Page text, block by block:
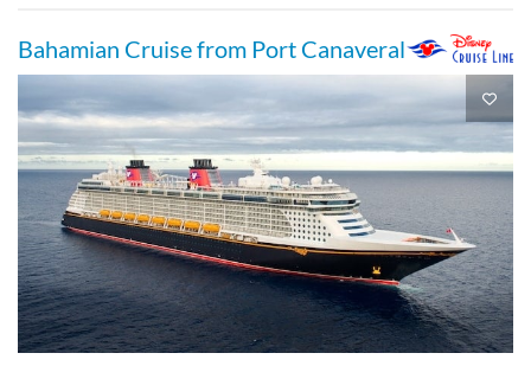
Bahamian Cruise from Port Canaveral